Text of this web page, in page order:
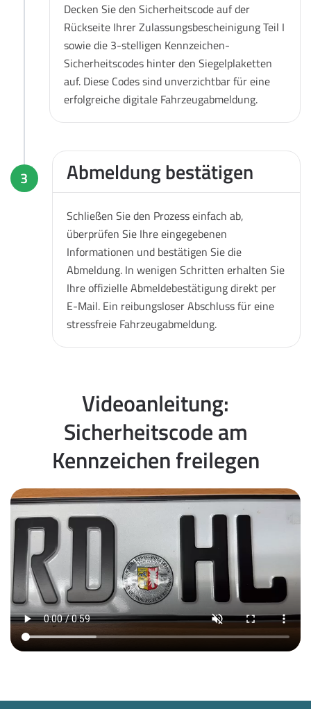
Decken Sie den Sicherheitscode auf der
Rückseite Ihrer Zulassungsbescheinigung Teil I
sowie die 3-stelligen Kennzeichen-
Sicherheitscodes hinter den Siegelplaketten
auf. Diese Codes sind unverzichtbar für eine
erfolgreiche digitale Fahrzeugabmeldung.
3 Abmeldung bestätigen
Schließen Sie den Prozess einfach ab,
überprüfen Sie Ihre eingegebenen
Informationen und bestätigen Sie die
Abmeldung. In wenigen Schritten erhalten Sie
Ihre offizielle Abmeldebestätigung direkt per
E-Mail. Ein reibungsloser Abschluss für eine
stressfreie Fahrzeugabmeldung.
Videoanleitung:
Sicherheitscode am
Kennzeichen freilegen